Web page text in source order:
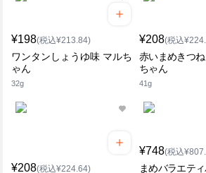
¥198(税込¥213.84)
ワンタンしょうゆ味 マルち
ゃん
32g
¥208(税込
赤いまめきつ
ちゃん
41g
¥208(税込¥224.64)
¥748(税込
まめバラエテ